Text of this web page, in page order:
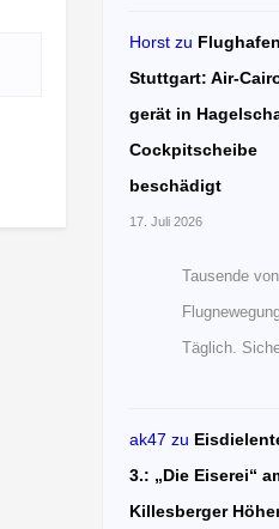
Horstzu Flughafen
Stuttgart: Air-
gerät in
Cockpitscheibe
beschädigt
17. Juli 2026
Tausende von
Täglich.
ak47 zu
3.: „Die Eiserei“
Killesberger